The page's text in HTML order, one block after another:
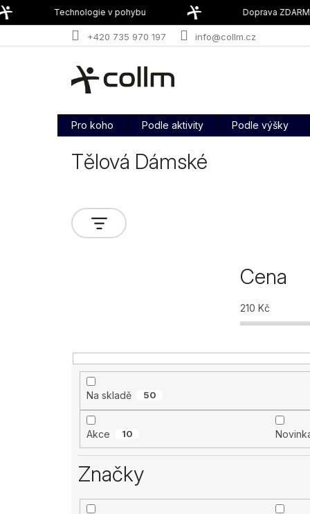
Přejít
na
Technologie v pohybu Doprava
+420 735 970 197 info@collm.cz
Pro koho Podle aktivity Podle výšky
Tělová Dámské
Cena
210 Kč
Na skladě 50
Akce 10
Značky